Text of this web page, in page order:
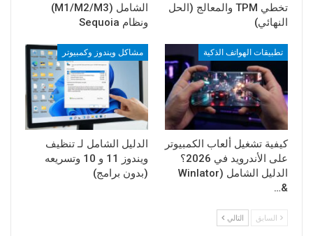
تخطي TPM والمعالج (الحل
النهائي)
الشامل (M1/M2/M3)
ونظام Sequoia
تطبيقات الهواتف الذكية
كيفية تشغيل ألعاب الكمبيوتر
على الأندرويد في 2026؟
الدليل الشامل (Winlator
&…
مشاكل ويندوز وكمبيوتر
الدليل الشامل لـ تنظيف
ويندوز 11 و 10 وتسريعه
(بدون برامج)
السابق التالي